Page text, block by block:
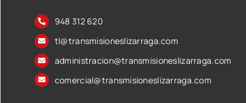
948 312 620
tl@transmisioneslizarraga.com
administracion@transmisioneslizarraga.com
comercial@transmisioneslizarraga.com